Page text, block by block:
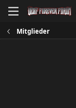
Mitglieder